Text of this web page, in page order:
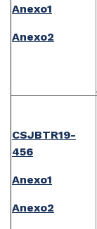
Anexo1
Anexo2
CSJBTR19-
456
Anexo1
Anexo2